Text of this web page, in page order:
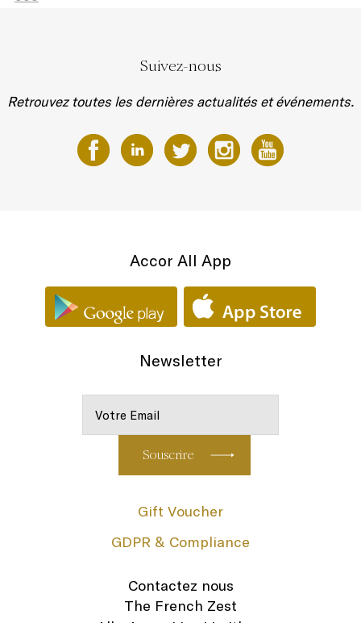
Suivez-nous
Retrouvez toutes les dernières actualités et événements.
Accor All App
Newsletter
Gift Voucher
GDPR & Compliance
Contactez nous
The French Zest